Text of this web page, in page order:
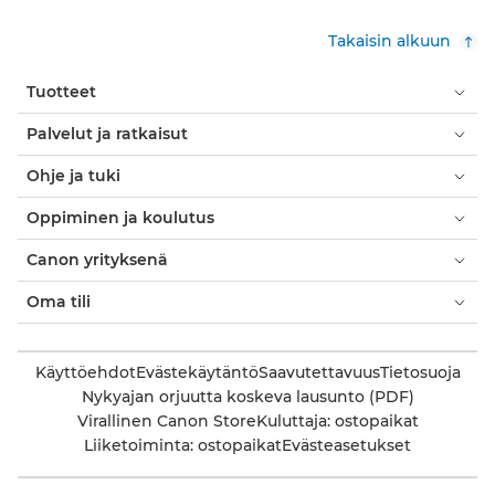
Takaisin alkuun
Tuotteet
Palvelut ja ratkaisut
Ohje ja tuki
Oppiminen ja koulutus
Canon yrityksenä
Oma tili
KäyttöehdotEvästekäytäntöSaavutettavuusTietosuoja
Nykyajan orjuutta koskeva lausunto (PDF)
Virallinen Canon StoreKuluttaja: ostopaikat
Liiketoiminta: ostopaikatEvästeasetukset